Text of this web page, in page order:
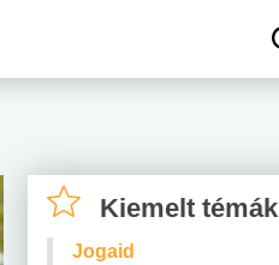
Kiemelt témák
Jogaid